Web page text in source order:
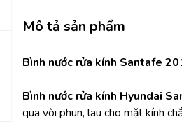
Mô tả sản phẩm
Bình nước rửa kính Santafe
Bình nước rửa kính Hyundai
qua vòi phun, lau cho mặt kính